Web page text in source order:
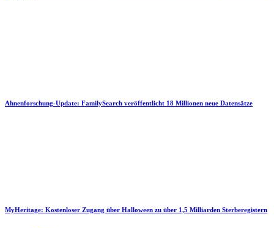
Ahnenforschung-Update: FamilySearch veröffentlicht 18 Millionen neue Datensätze
MyHeritage: Kostenloser Zugang über Halloween zu über 1,5 Milliarden Sterberegistern